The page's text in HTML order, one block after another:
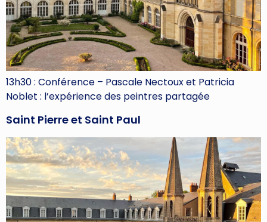
13h30 : Conférence – Pascale Nectoux et Patricia
Noblet : l’expérience des peintres partagée
Saint Pierre et Saint Paul